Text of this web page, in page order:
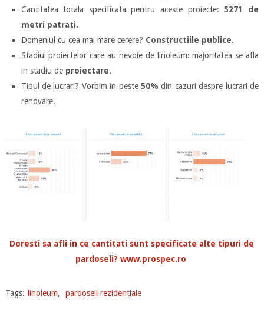
Cantitatea totala specificata pentru aceste proiecte:5271 de
metri patrati.
Domeniul cu cea mai mare cerere? Constructiile publice.
Stadiul proiectelor care au nevoie de linoleum: majoritatea se afla
in stadiu de proiectare.
Tipul de lucrari? Vorbim in peste 50% din cazuri despre lucrari de
renovare.
Doresti sa afli in ce cantitati sunt specificate alte tipuri de
pardoseli? www.prospec.ro
Tags: linoleum, pardoseli rezidentiale